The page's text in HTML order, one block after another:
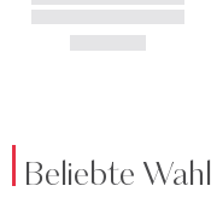
Beliebte Wahl